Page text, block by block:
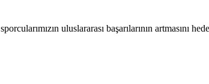
uluslararası başarılarının artmasını